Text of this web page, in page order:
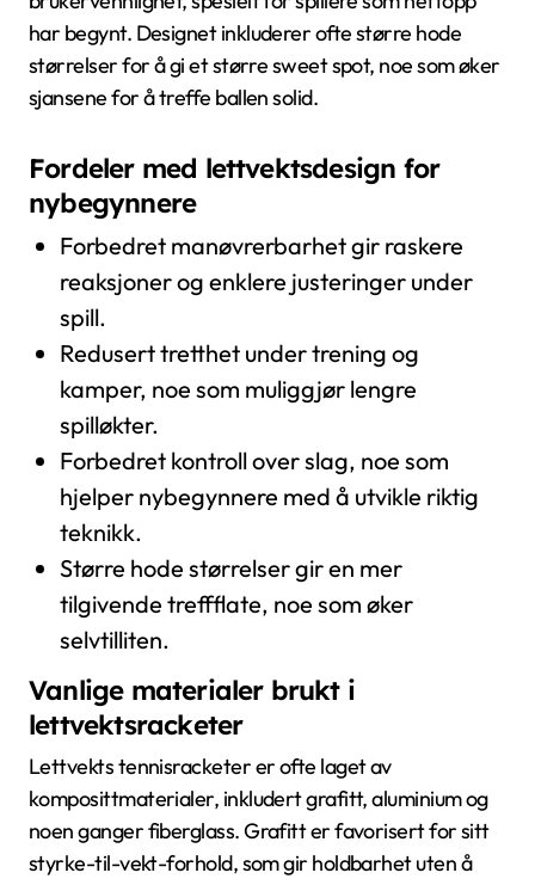
har begynt. Designet inkluderer ofte større hode
størrelser for å gi et større sweet spot, noe som øker
sjansene for å treffe ballen solid.
Fordeler med lettvektsdesign for
nybegynnere
Forbedret manøvrerbarhet gir raskere
reaksjoner og enklere justeringer under
spill.
Redusert tretthet under trening og
kamper, noe som muliggjør lengre
spilløkter.
Forbedret kontroll over slag, noe som
hjelper nybegynnere med å utvikle riktig
teknikk.
Større hode størrelser gir en mer
tilgivende treffflate, noe som øker
selvtilliten.
Vanlige materialer brukt i
lettvektsracketer
Lettvekts tennisracketer er ofte laget av
komposittmaterialer, inkludert grafitt, aluminium og
noen ganger fiberglass. Grafitt er favorisert for sitt
styrke-til-vekt-forhold, som gir holdbarhet uten å